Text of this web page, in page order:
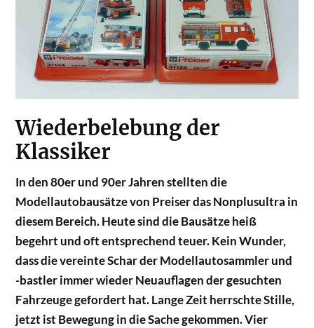
Wiederbelebung der
Klassiker
In den 80er und 90er Jahren stellten die
Modellautobausätze von Preiser das Nonplusultra in
diesem Bereich. Heute sind die Bausätze heiß
begehrt und oft entsprechend teuer. Kein Wunder,
dass die vereinte Schar der Modellautosammler und
-bastler immer wieder Neuauflagen der gesuchten
Fahrzeuge gefordert hat. Lange Zeit herrschte Stille,
jetzt ist Bewegung in die Sache gekommen. Vier